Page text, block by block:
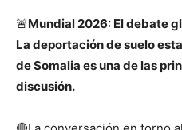
🚨Mundial 2026: El debate
La deportación de suelo
de Somalia es una de las
discusión.